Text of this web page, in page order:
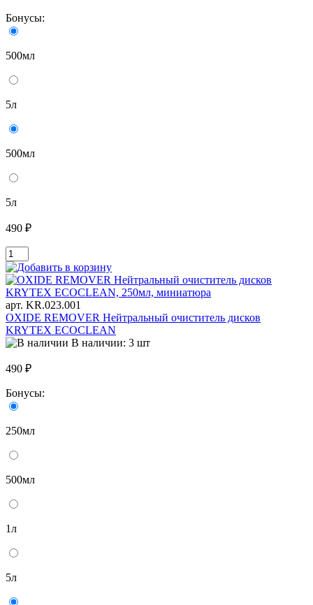
Бонусы:
500мл
5л
500мл
5л
490 ₽
арт. KR.023.001
OXIDE REMOVER Нейтральный очиститель дисков
KRYTEX ECOCLEAN
В наличии: 3 шт
490 ₽
Бонусы:
250мл
500мл
1л
5л